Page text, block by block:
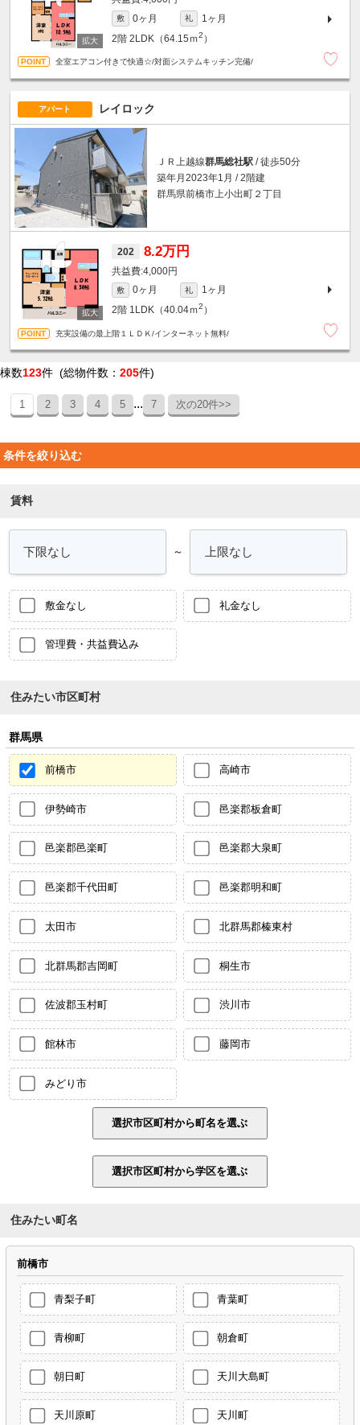
敷 0ヶ月 礼
1ヶ月
2階 2LDK（64.15ｍ2 ）
全室エアコン付きで快適☆/対面システムキッチン完備/
アパート レイロック
ＪＲ上越線群馬総社駅 / 徒歩50分
築年月2023年1月 / 2階建
群馬県前橋市上小出町２丁目
202 8.2万円
4,000円
敷 0ヶ月 礼
1ヶ月
2階 1LDK（40.04ｍ2 ）
充実設備の最上階１ＬＤＫ/インターネット無料/
棟数123件 (総物件数： 205件)
1 2 3 4 5 ... 7 次の20件>>
条件を絞り込む
賃料
～
敷金なし 礼金なし
管理費・共益費込み
住みたい市区町村
群馬県
前橋市 高崎市
伊勢崎市 邑楽郡板倉町
邑楽郡邑楽町 邑楽郡大泉町
邑楽郡千代田町 邑楽郡明和町
太田市 北群馬郡榛東村
北群馬郡吉岡町 桐生市
佐波郡玉村町 渋川市
館林市 藤岡市
みどり市
住みたい町名
前橋市
青梨子町 青葉町
青柳町 朝倉町
朝日町 天川大島町
天川原町 天川町